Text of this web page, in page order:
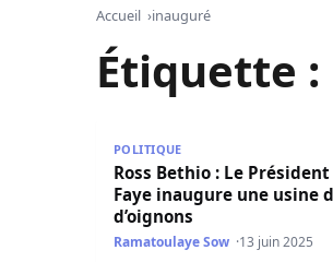
Accueil inauguré
Étiquette :
POLITIQUE
Ross Bethio : Le
Faye inaugure une usine
d’oignons
Ramatoulaye Sow 13 juin 2025